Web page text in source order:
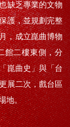
缺乏專業的文物
護，並規劃完整
，成立崑曲博物
館二樓東側，分
崑曲史」與「台
展二次，戲台區
地。